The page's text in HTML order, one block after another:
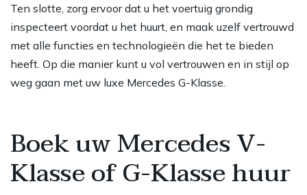
Ten slotte, zorg ervoor dat u het voertuig grondig
inspecteert voordat u het huurt, en maak uzelf vertrouwd
met alle functies en technologieën die het te bieden
heeft. Op die manier kunt u vol vertrouwen en in stijl op
weg gaan met uw luxe Mercedes G-Klasse.
Boek uw Mercedes V-
Klasse of G-Klasse huur